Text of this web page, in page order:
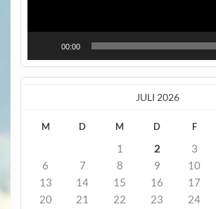
00:00
JULI 2026
M D M D F
1 2 3
6
7 8 9 10
13
14 15 16 17
20
21 22 23 24